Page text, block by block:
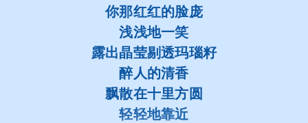
你那红红的脸庞
浅浅地一笑
露出晶莹剔透玛瑙籽
醉人的清香
飘散在十里方圆
轻轻地靠近